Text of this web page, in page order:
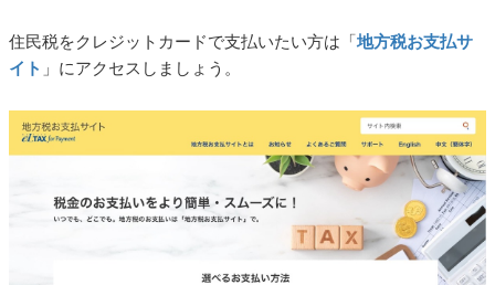
住民税をクレジットカードで支払いたい方は「地方税お支払サ
イト 」にアクセスしましょう。